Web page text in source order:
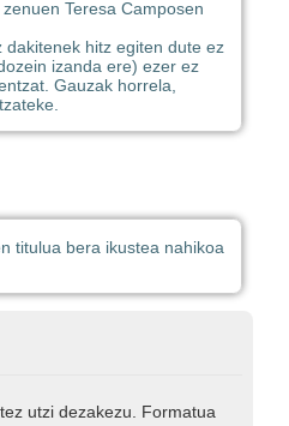
Teresa Camposen
hitz egiten dute ez
izanda ere) ezer ez
Gauzak horrela,
titulua bera ikustea nahikoa
utzi dezakezu. Formatua